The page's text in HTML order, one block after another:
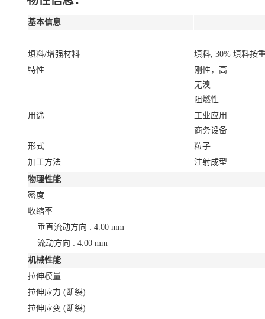
基本信息
填料/增强材料
填料, 30% 填料按
特性
刚性，高
无溴
阻燃性
用途
工业应用
商务设备
形式
粒子
加工方法
注射成型
物理性能
密度
收缩率
垂直流动方向 : 4.00 mm
流动方向 : 4.00 mm
机械性能
拉伸模量
拉伸应力 (断裂)
拉伸应变 (断裂)